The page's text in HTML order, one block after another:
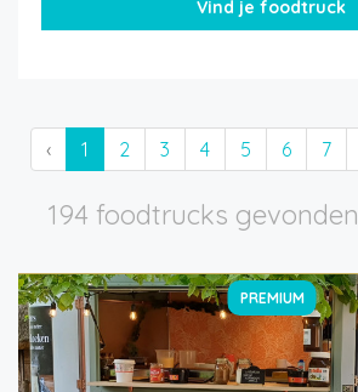
‹ 1 2 3 4 5 6 7
194 foodtrucks gevonden
PREMIUM